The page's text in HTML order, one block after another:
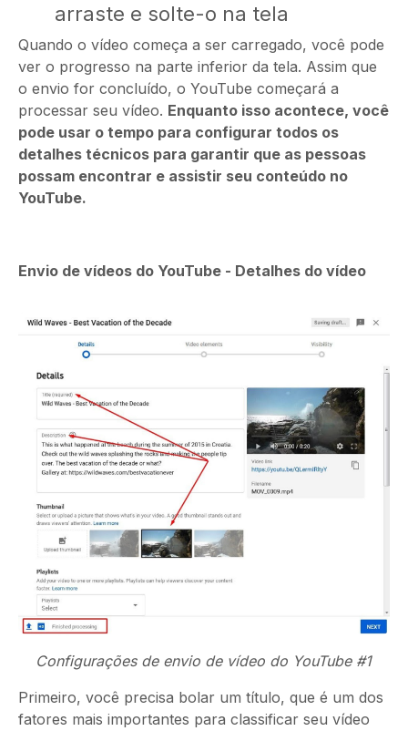
arraste e solte-o na tela
Quando o vídeo começa a ser carregado, você pode
ver o progresso na parte inferior da tela. Assim que
o envio for concluído, o YouTube começará a
processar seu vídeo. Enquanto isso acontece, você
pode usar o tempo para configurar todos os
detalhes técnicos para garantir que as pessoas
possam encontrar e assistir seu conteúdo no
YouTube.
Envio de vídeos do YouTube - Detalhes do vídeo
Configurações de envio de vídeo do YouTube #1
Primeiro, você precisa bolar um título, que é um dos
fatores mais importantes para classificar seu vídeo